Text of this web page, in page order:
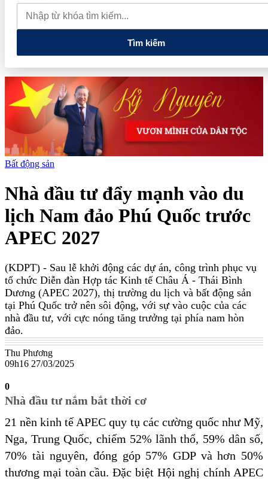
thăm Australia và New Zealand
Quốc hội tiếp tục thảo luận về
hai dự án luật liên quan đến lĩnh vực tài chính, ngân hàng
Tìm kiếm
Bất động sản
Nhà đầu tư đẩy mạnh vào du
lịch Nam đảo Phú Quốc trước
APEC 2027
(KDPT) - Sau lễ khởi động các dự án, công trình phục vụ
tổ chức Diễn đàn Hợp tác Kinh tế Châu Á - Thái Bình
Dương (APEC 2027), thị trường du lịch và bất động sản
tại Phú Quốc trở nên sôi động, với sự vào cuộc của các
nhà đầu tư, với cực nóng tăng trưởng tại phía nam hòn
đảo.
Thu Phương
09h16 27/03/2025
0
Nhà đầu tư nắm bắt thời cơ
21 nền kinh tế APEC quy tụ các cường quốc như Mỹ,
Nga, Trung Quốc, chiếm 52% lãnh thổ, 59% dân số,
70% tài nguyên, đóng góp 57% GDP và hơn 50%
thương mại toàn cầu. Đặc biệt Hội nghị chính APEC